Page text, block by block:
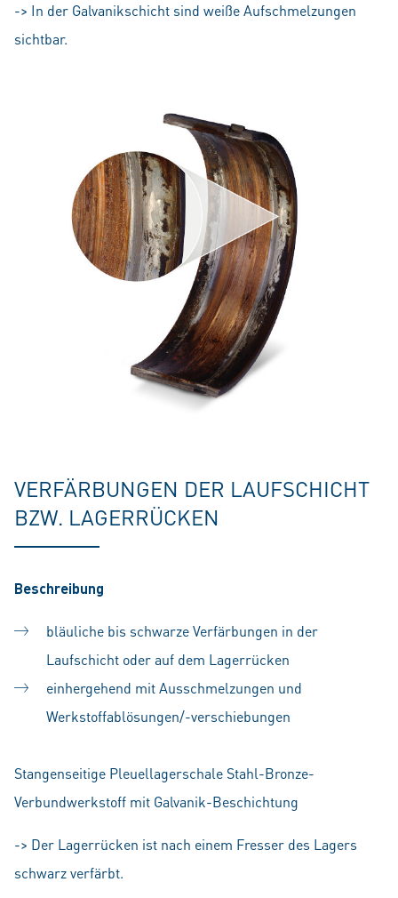
-> In der Galvanikschicht sind weiße Aufschmelzungen
sichtbar.
VERFÄRBUNGEN DER LAUFSCHICHT
BZW. LAGERRÜCKEN
Beschreibung
bläuliche bis schwarze Verfärbungen in der
Laufschicht oder auf dem Lagerrücken
einhergehend mit Ausschmelzungen und
Werkstoffablösungen/-verschiebungen
Stangenseitige Pleuellagerschale Stahl-Bronze-
Verbundwerkstoff mit Galvanik-Beschichtung
-> Der Lagerrücken ist nach einem Fresser des Lagers
schwarz verfärbt.